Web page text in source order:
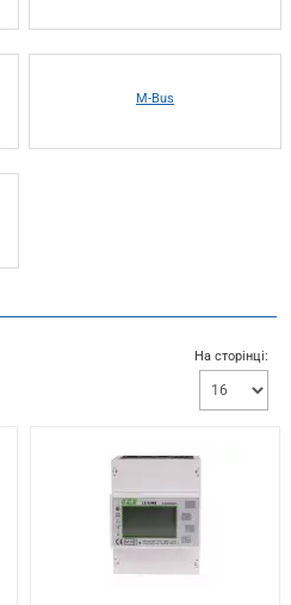
M-Bus
На сторінці: